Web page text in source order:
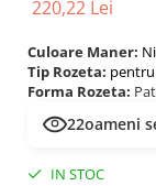
220,22 Lei
Culoare Maner:
Tip Rozeta:
Forma Rozeta:
22oameni
IN STOC